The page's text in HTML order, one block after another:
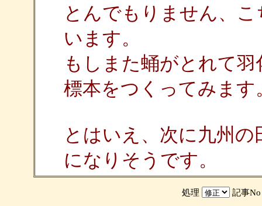
とんでもりません、
います。
もしまた蛹がとれて
標本をつくってみます
とはいえ、次に九州
になりそうです。
処理 記事